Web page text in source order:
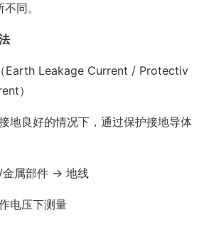
同。
Earth Leakage Current / Protectiv
）
地良好的情况下，通过保护接地导体
金属部件 → 地线
电压下测量